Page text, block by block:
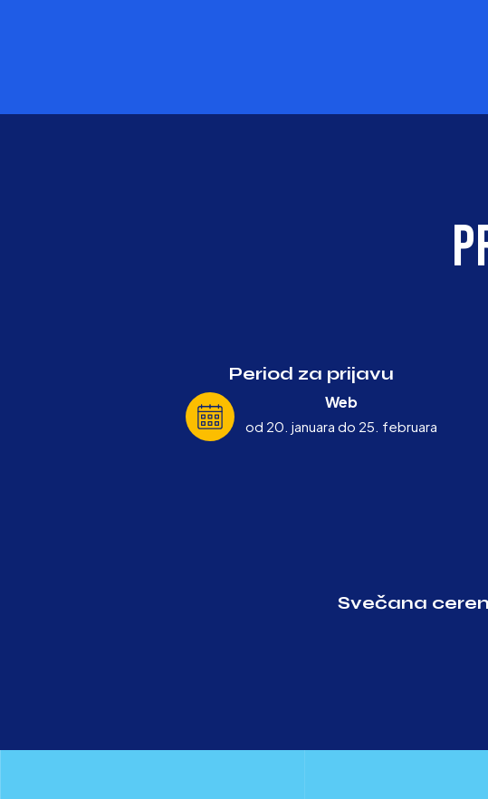
Period za prijavu
Web
od 20. januara do 25. februara
Svečana